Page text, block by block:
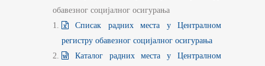
обавезног социјалног осигурања
Списак радних места у Централном
регистру обавезног социјалног осигурања
Каталог радних места у Централном